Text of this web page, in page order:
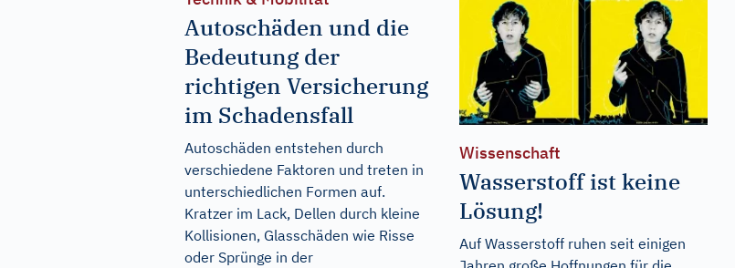
Autoschäden und die
Bedeutung der
richtigen Versicherung
im Schadensfall
Autoschäden entstehen durch
verschiedene Faktoren und treten in
unterschiedlichen Formen auf.
Kratzer im Lack, Dellen durch kleine
Kollisionen, Glasschäden wie Risse
oder Sprünge in der
Wissenschaft
Wasserstoff ist keine
Lösung!
Auf Wasserstoff ruhen seit einigen